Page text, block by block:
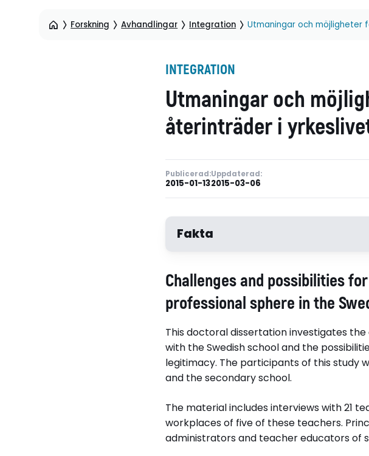
Forskning Avhandlingar Integration Utmaningar och möjligheter
INTEGRATION
Utmaningar och
återinträder i
Publicerad:
2015-01-13
Uppdaterad:
2015-03-06
Fakta
Aina Bigestans
Inger
Disputerat vid
Stockholms universitet
2015-
Titel (eng)
Challenges and possibilities for
Challenges and possibilities
professional sphere in the
This doctoral dissertation investigates
with the Swedish school and the
legitimacy. The participants of this study
and the secondary school.
The material includes interviews with 21
workplaces of five of these teachers.
administrators and teacher educators of